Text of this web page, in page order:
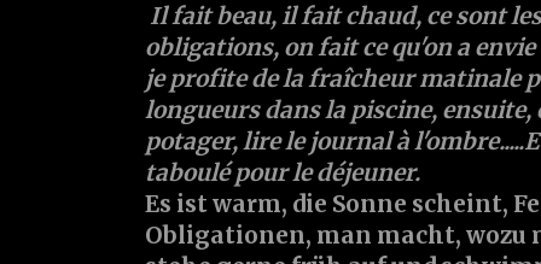
Il fait beau, il fait chaud, ce sont
obligations, on fait ce qu'on a envie
je profite de la fraîcheur matinale
longueurs dans la piscine,
potager, lire le journal à
taboulé pour le déjeuner.
Es ist warm, die Sonne scheint,
Obligationen, man macht, wozu